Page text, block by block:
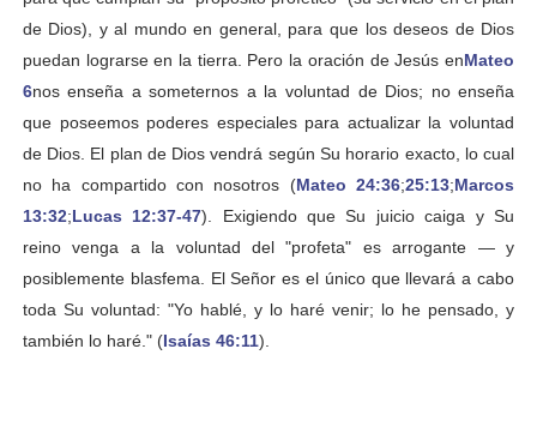
de Dios), y al mundo en general, para que los deseos de Dios
puedan lograrse en la tierra. Pero la oración de Jesús enMateo
6nos enseña a someternos a la voluntad de Dios; no enseña
que poseemos poderes especiales para actualizar la voluntad
de Dios. El plan de Dios vendrá según Su horario exacto, lo cual
no ha compartido con nosotros (Mateo 24:36;25:13;Marcos
13:32;Lucas 12:37-47). Exigiendo que Su juicio caiga y Su
reino venga a la voluntad del "profeta" es arrogante — y
posiblemente blasfema. El Señor es el único que llevará a cabo
toda Su voluntad: "Yo hablé, y lo haré venir; lo he pensado, y
también lo haré." (Isaías 46:11).